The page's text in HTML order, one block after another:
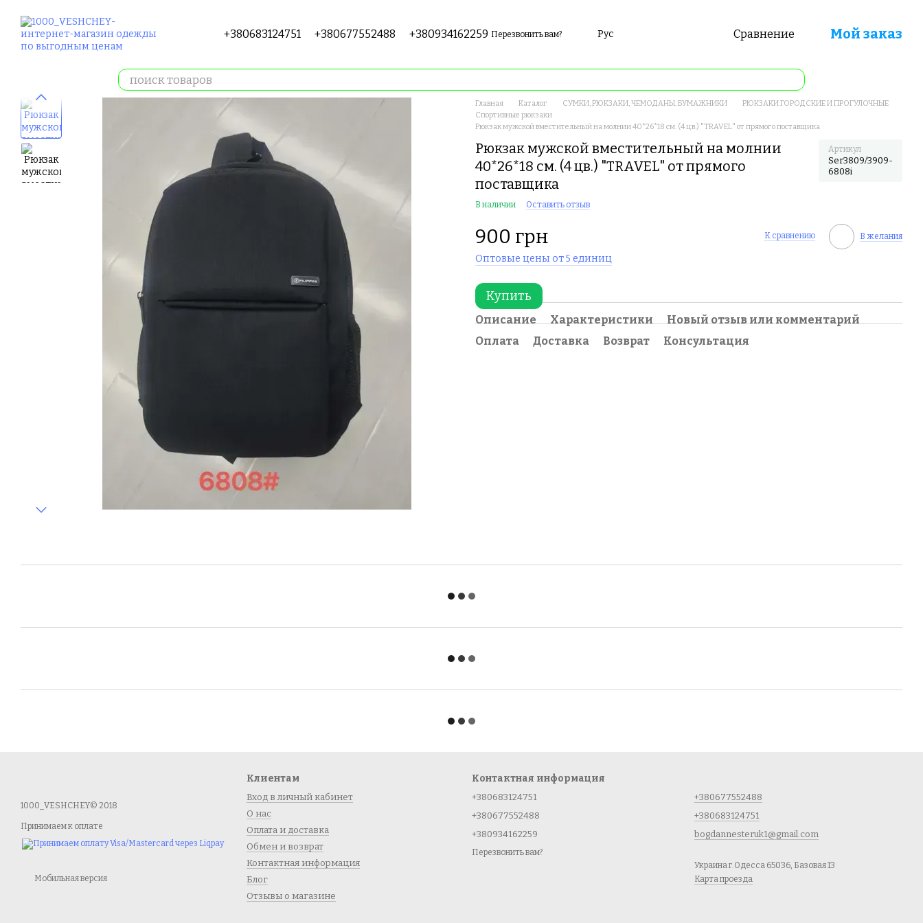
+380683124751 +380677552488 +380934162259 Перезвонить вам? Рус Сравнение Мой заказ
Главная Каталог СУМКИ, РЮКЗАКИ, ЧЕМОДАНЫ, БУМАЖНИКИ
РЮКЗАКИ ГОРОДСКИЕ И ПРОГУЛОЧНЫЕ
Спортивные рюкзаки
Рюкзак мужской вместительный на молнии 40*26*18 см. (4 цв.) "TRAVEL" от прямого поставщика
Рюкзак мужской вместительный на молнии
40*26*18 см. (4 цв.) "TRAVEL" от прямого
поставщика
Артикул
Ser3809/3909-
6808i
В наличии Оставить отзыв
900 грн К сравнению В желания
Оптовые цены от 5 единиц
Купить
Описание Характеристики
Новый отзыв или комментарий
Оплата
Доставка Возврат Консультация
1000_VESHCHEY© 2018
Принимаем к оплате
Мобильная версия
Клиентам
Вход в личный кабинет
О нас
Оплата и доставка
Обмен и возврат
Контактная информация
Блог
Отзывы о магазине
Контактная информация
+380683124751
+380677552488
+380934162259
Перезвонить вам?
+380677552488
+380683124751
bogdannesteruk1@gmail.com
Украина г.Одесса 65036, Базовая 13
Карта проезда